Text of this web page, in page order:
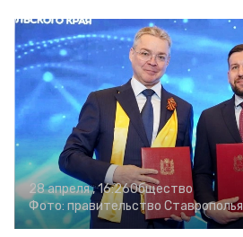
28 апреля , 16:26Общество
Фото: правительство Ставрополья